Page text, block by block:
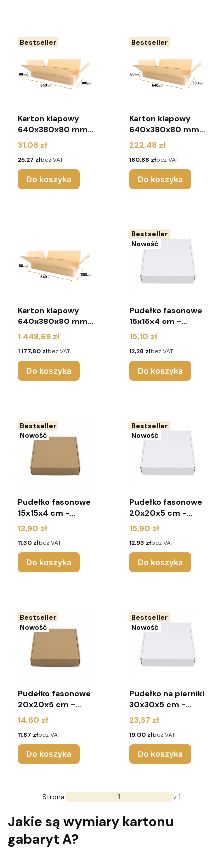
Bestseller
Karton klapowy
640x380x80 mm
(pakiet 10 sztuk)
Cena
31,08 zł
Cena
25,27 złbez VAT
Do koszyka
Bestseller
Karton klapowy
640x380x80 mm
(pakiet 80 sztuk)
Cena
222,48 zł
Cena
180,88 złbez VAT
Do koszyka
Karton klapowy
640x380x80 mm
(paleta 600 sztuk)
Cena
1 448,69 zł
Cena
1 177,80 złbez VAT
Do koszyka
Bestseller
Nowość
Pudełko fasonowe
15x15x4 cm -
(pakiet 10 sztuk) -
białe
Cena
15,10 zł
Cena
12,28 złbez VAT
Do koszyka
Bestseller
Nowość
Pudełko fasonowe
15x15x4 cm -
(pakiet 10 sztuk) -
brąz
Cena
13,90 zł
Cena
11,30 złbez VAT
Do koszyka
Bestseller
Nowość
Pudełko fasonowe
20x20x5 cm -
(pakiet 10 sztuk) -
białe
Cena
15,90 zł
Cena
12,93 złbez VAT
Do koszyka
Bestseller
Nowość
Pudełko fasonowe
20x20x5 cm -
(pakiet 10 sztuk) -
brąz
Cena
14,60 zł
Cena
11,87 złbez VAT
Do koszyka
Bestseller
Nowość
Pudełko na pierniki
30x30x5 cm -
(pakiet 10 sztuk)
Cena
23,37 zł
Cena
19,00 złbez VAT
Do koszyka
Strona z 1
Jakie są wymiary kartonu
gabaryt A?